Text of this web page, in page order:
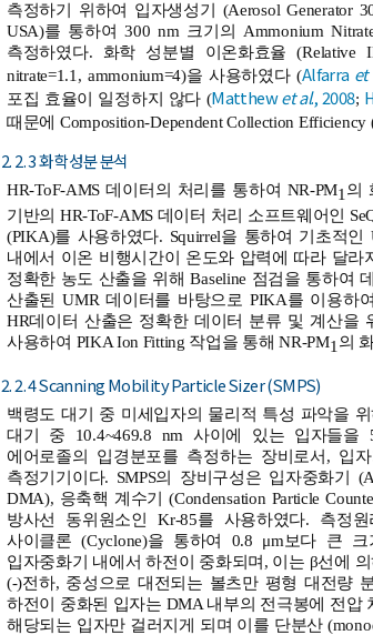
측정하기 위하여 입자생성기 (Aerosol Generator
USA)를 통하여 300 nm 크기의 Ammonium
측정하였다. 화학 성분별 이온화효율 (Relative
nitrate=1.1, ammonium=4)을 사용하였다 (Alfarra et
포집 효율이 일정하지 않다 (Matthewet al., 2008;
때문에 Composition-Dependent Collection
2. 2. 3 화학 성분 분석
HR-ToF-AMS 데이터의 처리를 통하여 NR-PM1 의
기반의 HR-ToF-AMS 데이터 처리 소프트웨어인
(PIKA)를 사용하였다. Squirrel을 통하여 기초적인
내에서 이온 비행시간이 온도와 압력에 따라 달라
정확한 농도 산출을 위해 Baseline 점검을 통하여
산출된 UMR 데이터를 바탕으로 PIKA를 이용하
HR데이터 산출은 정확한 데이터 분류 및 계산을
사용하여 PIKA Ion Fitting 작업을 통해 NR-PM1 의
2. 2. 4 Scanning Mobility Particle Sizer (SMPS)
백령도 대기 중 미세입자의 물리적 특성 파악을 위
대기 중 10.4~469.8 nm 사이에 있는 입자들을
에어로졸의 입경분포를 측정하는 장비로서, 입
측정기기이다. SMPS의 장비구성은 입자중화기
DMA), 응축핵 계수기 (Condensation Particle
방사선 동위원소인 Kr-85를 사용하였다. 측정
사이클론 (Cyclone)을 통하여 0.8 μm보다 큰
입자중화기 내에서 하전이 중화되며, 이는 β선에
(-)전하, 중성으로 대전되는 볼츠만 평형 대전량
하전이 중화된 입자는 DMA 내부의 전극봉에 전압
해당되는 입자만 걸러지게 되며 이를 단분산